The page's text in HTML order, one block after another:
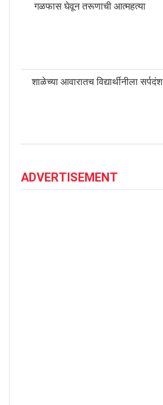
गळफास घेवून तरूणाची आत्महत्या
शाळेच्या आवारातच विद्यार्थीनीला सर्पदंश
ADVERTISEMENT